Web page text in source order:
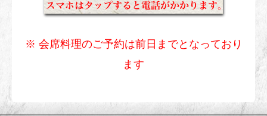
※ 会席料理のご予約は前日までとなっており
ます